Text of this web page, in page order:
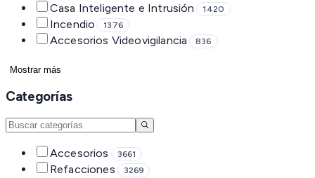
Casa Inteligente e Intrusión 1420
Incendio 1376
Accesorios Videovigilancia 836
Mostrar más
Categorías
Accesorios 3661
Refacciones 3269